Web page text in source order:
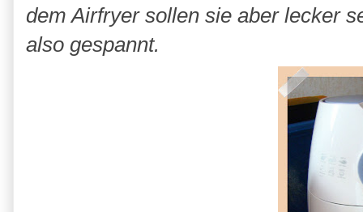
dem Airfryer sollen sie aber lecker
also gespannt.